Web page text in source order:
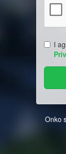
I
Onko